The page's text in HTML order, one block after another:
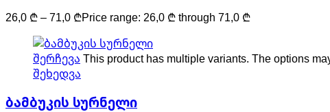
26,0 ₾–71,0 ₾Price range: 26,0 ₾ through 71,0 ₾
შერჩევა This product has multiple variants. The options
შეხედვა
ბამბუკის სურნელი